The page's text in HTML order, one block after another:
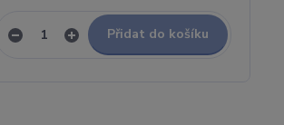
Přidat do košíku